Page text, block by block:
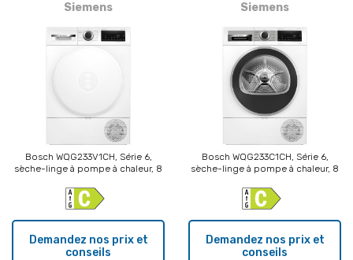
Siemens
Bosch WQG233V1CH, Série 6,
sèche-linge à pompe à chaleur, 8
Demandez nos prix et
conseils
Siemens
Bosch WQG233C1CH, Série 6,
sèche-linge à pompe à chaleur, 8
Demandez nos prix et
conseils